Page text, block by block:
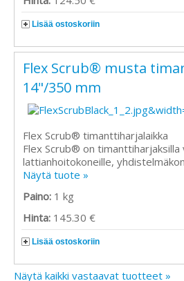
Lisää ostoskoriin
Flex Scrub® musta
14"/350 mm
Flex Scrub® timanttiharjalaikka
Flex Scrub® on
lattianhoitokoneille,
Näytä tuote »
Paino: 1 kg
Hinta: 145.30 €
Lisää ostoskoriin
Näytä kaikki vastaavat tuotteet »